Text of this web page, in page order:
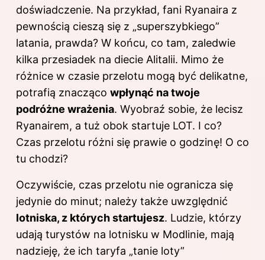
doświadczenie. Na przykład, fani Ryanaira z
pewnością cieszą się z „superszybkiego”
latania, prawda? W końcu, co tam, zaledwie
kilka przesiadek na diecie Alitalii. Mimo że
różnice w czasie przelotu mogą być delikatne,
potrafią znacząco wpłynąć na twoje
podróżne wrażenia. Wyobraź sobie, że lecisz
Ryanairem, a tuż obok startuje LOT. I co?
Czas przelotu różni się prawie o godzinę! O co
tu chodzi?
Oczywiście, czas przelotu nie ogranicza się
jedynie do minut; należy także uwzględnić
lotniska, z których startujesz. Ludzie, którzy
udają turystów na lotnisku w Modlinie, mają
nadzieję, że ich taryfa „tanie loty”